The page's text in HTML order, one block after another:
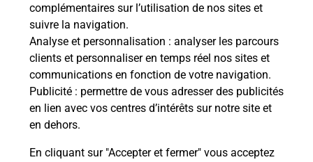
complémentaires sur l’utilisation de nos sites et
suivre la navigation.
Analyse et personnalisation : analyser les parcours
clients et personnaliser en temps réel nos sites et
communications en fonction de votre navigation.
Publicité : permettre de vous adresser des publicités
en lien avec vos centres d’intérêts sur notre site et
en dehors.
En cliquant sur "Accepter et fermer" vous acceptez
Boîte aux Lettres La Poste
Prochaine collecte du courriervendredià
09h00
Route Du Barrage
19130 Voutezac